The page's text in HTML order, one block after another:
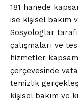
181 hanede
ise kişisel bakım
Sosyologlar
çalışmaları ve
hizmetler
çerçevesinde
temizlik
kişisel bakım ve